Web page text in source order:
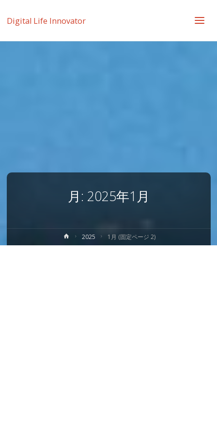
Digital Life Innovator
月: 2025年1月
ホ
ー
2025 1月 (固定ページ 2)